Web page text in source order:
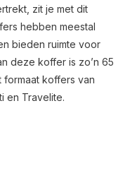
zit je met dit
hebben meestal
bieden ruimte voor
deze koffer is zo’n 65
koffers van
en Travelite.